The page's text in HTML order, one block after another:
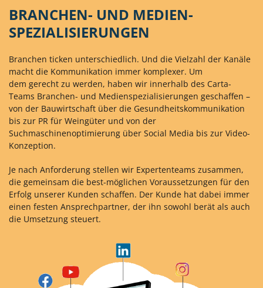
BRANCHEN- UND MEDIEN-
SPEZIALISIERUNGEN
Branchen ticken unterschiedlich. Und die Vielzahl der Kanäle
macht die Kommunikation immer komplexer. Um
dem gerecht zu werden, haben wir innerhalb des Carta-
Teams Branchen- und Medienspezialisierungen geschaffen –
von der Bauwirtschaft über die Gesundheitskommunikation
bis zur PR für Weingüter und von der
Suchmaschinenoptimierung über Social Media bis zur Video-
Konzeption.
Je nach Anforderung stellen wir Expertenteams zusammen,
die gemeinsam die best-möglichen Voraussetzungen für den
Erfolg unserer Kunden schaffen. Der Kunde hat dabei immer
einen festen Ansprechpartner, der ihn sowohl berät als auch
die Umsetzung steuert.